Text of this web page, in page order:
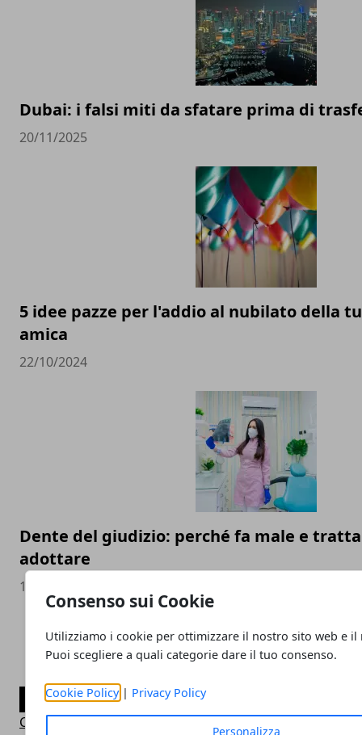
Consenso sui Cookie
Utilizziamo i cookie per ottimizzare il nostro sito web e il
Puoi scegliere a quali categorie dare il tuo consenso.
Cookie Policy| Privacy Policy
Personalizza
Dubai: i falsi miti da sfatare prima di
20/11/2025
5 idee pazze per l'addio al nubilato della
amica
22/10/2024
Dente del giudizio: perché fa male e
adottare
17/04/2024
CATEGORIE
Consigli Salute e Benessere